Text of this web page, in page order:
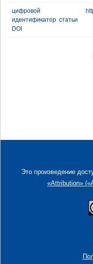
цифровой
идентификатор статьи
DOI
Это произведение
«Attribution»